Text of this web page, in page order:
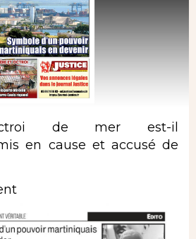
de mer est-il
en cause et accusé de